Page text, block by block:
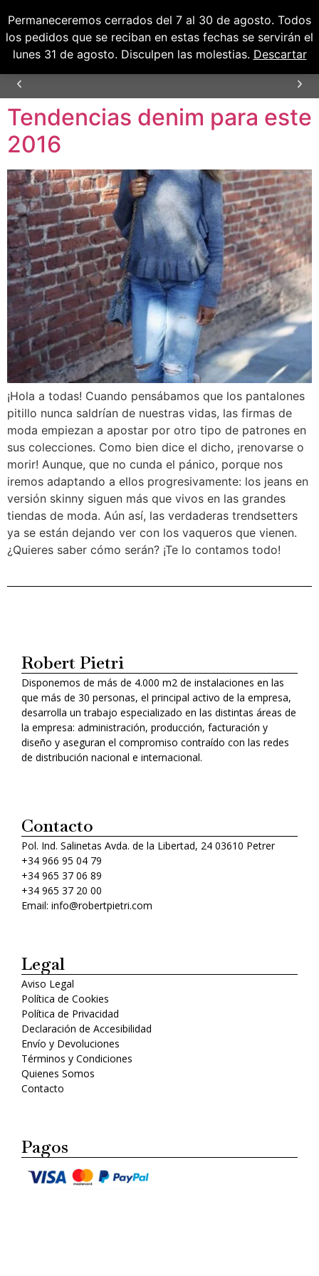
Permaneceremos cerrados del 7 al 30 de agosto. Todos
los pedidos que se reciban en estas fechas se servirán el
lunes 31 de agosto. Disculpen las molestias. Descartar
0,00€
0
TIEMPO DE ENTREGA
24/48H
Tendencias denim para este
2016
¡Hola a todas! Cuando pensábamos que los pantalones
pitillo nunca saldrían de nuestras vidas, las firmas de
moda empiezan a apostar por otro tipo de patrones en
sus colecciones. Como bien dice el dicho, ¡renovarse o
morir! Aunque, que no cunda el pánico, porque nos
iremos adaptando a ellos progresivamente: los jeans en
versión skinny siguen más que vivos en las grandes
tiendas de moda. Aún así, las verdaderas trendsetters
ya se están dejando ver con los vaqueros que vienen.
¿Quieres saber cómo serán? ¡Te lo contamos todo!
Robert Pietri
Disponemos de más de 4.000 m2 de instalaciones en las
que más de 30 personas, el principal activo de la empresa,
desarrolla un trabajo especializado en las distintas áreas de
la empresa: administración, producción, facturación y
diseño y aseguran el compromiso contraído con las redes
de distribución nacional e internacional.
Contacto
Pol. Ind. Salinetas Avda. de la Libertad, 24 03610 Petrer
+34 966 95 04 79
+34 965 37 06 89
+34 965 37 20 00
Email: info@robertpietri.com
Legal
Aviso Legal
Política de Cookies
Política de Privacidad
Declaración de Accesibilidad
Envío y Devoluciones
Términos y Condiciones
Quienes Somos
Contacto
Pagos